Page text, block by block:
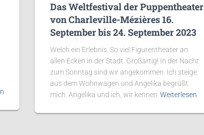
Das Weltfestival der Puppentheater
von Charleville-Mézières 16.
September bis 24. September 2023
Welch ein Erlebnis. So viel Figurentheater an
allen Ecken in der Stadt. Großartig! In der Nacht
zum Sonntag sind wir angekommen. Ich steige
aus dem Wohnwagen und Angelika begrüßt
mich. Angelika und ich, wir kennen Weiterlesen